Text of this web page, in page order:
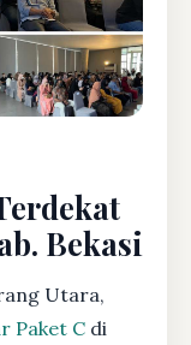
Bekasi
Utara,
Paket C di